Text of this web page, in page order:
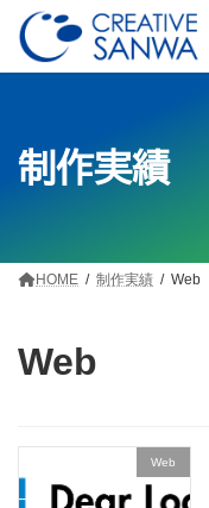
制作実績
HOME 制作実績 Web
Web
Web